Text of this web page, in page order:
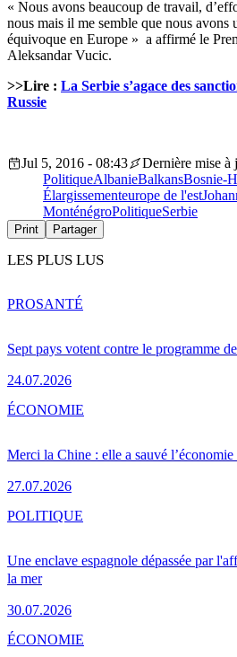
« Nous avons beaucoup de travail,
nous mais il me semble que nous avons
équivoque en Europe » a affirmé le
Aleksandar Vucic.
>>Lire : La Serbie s’agace des
Russie
Jul 5, 2016 - 08:43
Dernière mise à
PolitiqueAlbanieBalkansBosnie-
Élargissementeurope de l'est
MonténégroPolitiqueSerbie
Print Partager
LES PLUS LUS
Sept pays votent contre le programme
24.07.2026
PROSANTÉ
Merci la Chine : elle a sauvé
27.07.2026
ÉCONOMIE
Une enclave espagnole dépassée par
la mer
30.07.2026
POLITIQUE
ÉCONOMIE